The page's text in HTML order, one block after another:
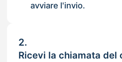
avviare l'invio.
2.
Ricevi la chiamata del